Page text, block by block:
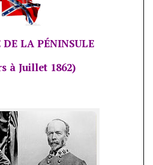
DE LA PÉNINSULE
à Juillet 1862)